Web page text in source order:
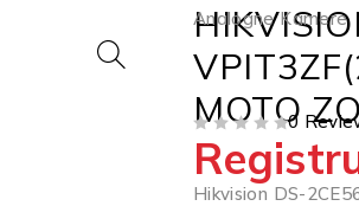
Analogne Kamere
MOTO
0
Hikvision DS-